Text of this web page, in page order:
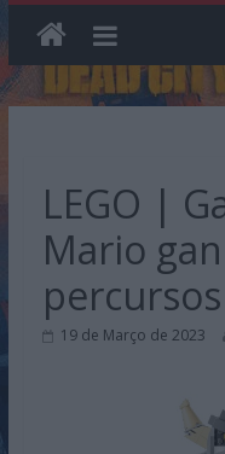
LEGO |
Mario
percursos
19 de Março de 2023